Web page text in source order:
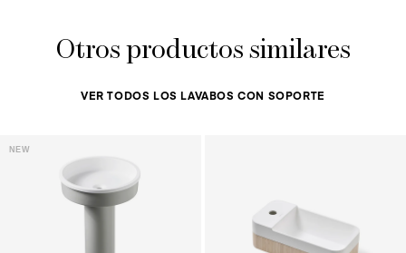
Otros productos similares
VER TODOS LOS LAVABOS CON SOPORTE
NEW